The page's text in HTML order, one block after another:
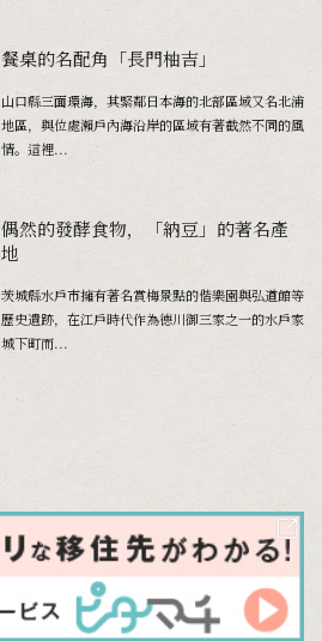
餐桌的名配角「長門柚吉」
山口縣三面環海，其緊鄰日本海的北部區域又名北浦
地區，與位處瀨戶內海沿岸的區域有著截然不同的風
情。這裡...
偶然的發酵食物，「納豆」的著名產
地
茨城縣水戶市擁有著名賞梅景點的偕樂園與弘道館等
歷史遺跡，在江戶時代作為德川御三家之一的水戶家
城下町而...